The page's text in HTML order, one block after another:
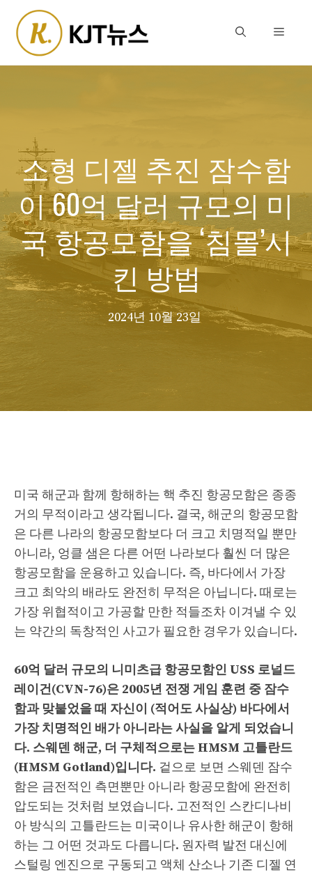
content
Menu
소형 디젤 추진 잠수함
이 60억 달러 규모의 미
국 항공모함을 ‘침몰’시
킨 방법
2024년 10월 23일
미국 해군과 함께 항해하는 핵 추진 항공모함은 종종
거의 무적이라고 생각됩니다. 결국, 해군의 항공모함
은 다른 나라의 항공모함보다 더 크고 치명적일 뿐만
아니라, 엉클 샘은 다른 어떤 나라보다 훨씬 더 많은
항공모함을 운용하고 있습니다. 즉, 바다에서 가장
크고 최악의 배라도 완전히 무적은 아닙니다. 때로는
가장 위협적이고 가공할 만한 적들조차 이겨낼 수 있
는 약간의 독창적인 사고가 필요한 경우가 있습니다.
60억 달러 규모의 니미츠급 항공모함인 USS 로널드
레이건(CVN-76)은 2005년 전쟁 게임 훈련 중 잠수
함과 맞붙었을 때 자신이 (적어도 사실상) 바다에서
가장 치명적인 배가 아니라는 사실을 알게 되었습니
다. 스웨덴 해군, 더 구체적으로는 HMSM 고틀란드
(HMSM Gotland)입니다. 겉으로 보면 스웨덴 잠수
함은 금전적인 측면뿐만 아니라 항공모함에 완전히
압도되는 것처럼 보였습니다. 고전적인 스칸디나비
아 방식의 고틀란드는 미국이나 유사한 해군이 항해
하는 그 어떤 것과도 다릅니다. 원자력 발전 대신에
스털링 엔진으로 구동되고 액체 산소나 기존 디젤 연